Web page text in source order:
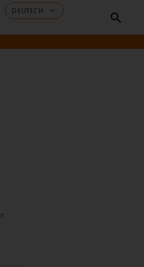
DEUTSCH
Seine Funktionalität ist identisch
und kann nicht abgewählt